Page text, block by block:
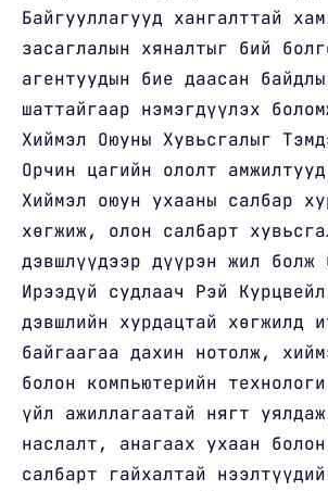
Байгууллагууд хангалттай
засаглалын хяналтыг бий
агентуудын бие даасан
шаттайгаар нэмэгдүүлэх
Хиймэл Оюуны Хувьсгалыг
Орчин цагийн ололт амжилтууд
Хиймэл оюун ухааны салбар
хөгжиж, олон салбарт
дэвшлүүдээр дүүрэн жил болж
Ирээдүй судлаач Рэй
дэвшлийн хурдацтай хөгжилд
байгаагаа дахин нотолж,
болон компьютерийн
үйл ажиллагаатай нягт
наслалт, анагаах ухаан
салбарт гайхалтай